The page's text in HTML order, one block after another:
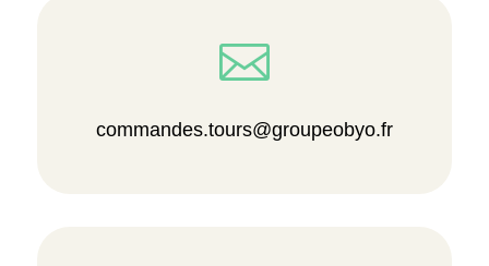

commandes.tours@groupeobyo.fr